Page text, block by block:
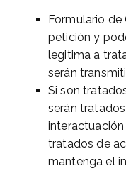
Formulario
petición y
legitima a
serán
Si son
serán
tratados de
mantenga el